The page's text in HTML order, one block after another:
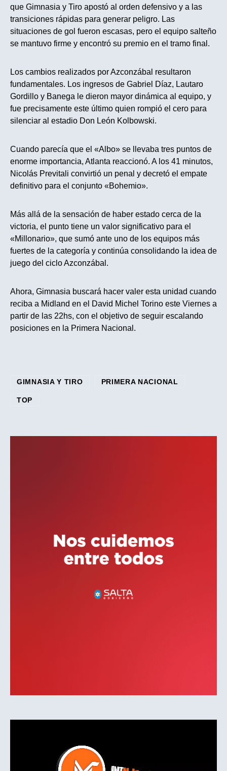
que Gimnasia y Tiro apostó al orden defensivo y a las
transiciones rápidas para generar peligro. Las
situaciones de gol fueron escasas, pero el equipo salteño
se mantuvo firme y encontró su premio en el tramo final.
Los cambios realizados por Azconzábal resultaron
fundamentales. Los ingresos de Gabriel Díaz, Lautaro
Gordillo y Banega le dieron mayor dinámica al equipo, y
fue precisamente este último quien rompió el cero para
silenciar al estadio Don León Kolbowski.
Cuando parecía que el «Albo» se llevaba tres puntos de
enorme importancia, Atlanta reaccionó. A los 41 minutos,
Nicolás Previtali convirtió un penal y decretó el empate
definitivo para el conjunto «Bohemio».
Más allá de la sensación de haber estado cerca de la
victoria, el punto tiene un valor significativo para el
«Millonario», que sumó ante uno de los equipos más
fuertes de la categoría y continúa consolidando la idea de
juego del ciclo Azconzábal.
Ahora, Gimnasia buscará hacer valer esta unidad cuando
reciba a Midland en el David Michel Torino este Viernes a
partir de las 22hs, con el objetivo de seguir escalando
posiciones en la Primera Nacional.
GIMNASIA Y TIRO PRIMERA NACIONAL
TOP